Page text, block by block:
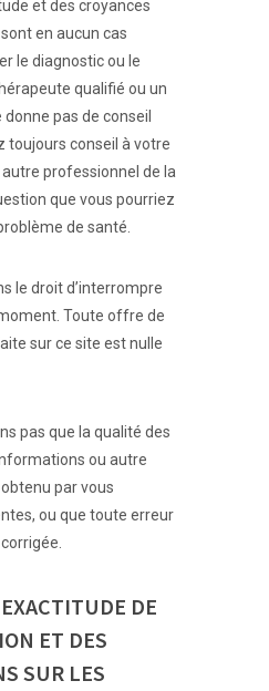
et des croyances
en aucun cas
le diagnostic ou le
qualifié ou un
pas de conseil
toujours conseil à votre
professionnel de la
que vous pourriez
de santé.
le droit d’interrompre
Toute offre de
sur ce site est nulle
pas que la qualité des
ou autre
par vous
ou que toute erreur
DE
ET DES
SUR LES